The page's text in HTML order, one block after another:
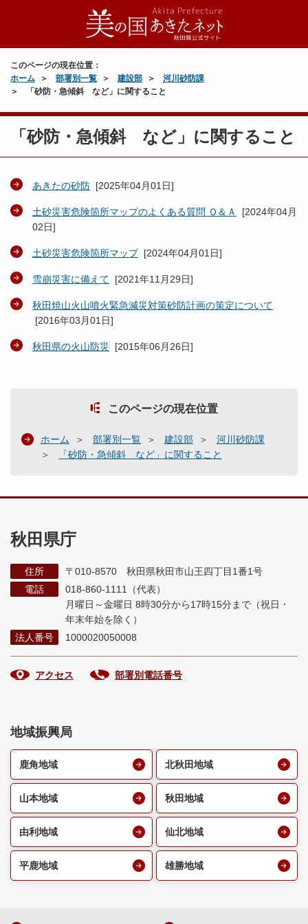
このページの現在位置：
ホーム
部署別一覧 建設部
河川砂防課
「砂防・急傾斜 など」に関すること
「砂防・急傾斜 など」に関すること
あきたの砂防 [2025年04月01日]
土砂災害危険箇所マップのよくある質問 Ｑ＆Ａ [2024年04月
02日]
土砂災害危険箇所マップ[2024年04月01日]
雪崩災害に備えて [2021年11月29日]
秋田焼山火山噴火緊急減災対策砂防計画の策定について
[2016年03月01日]
秋田県の火山防災 [2015年06月26日]
このページの現在位置
ホーム 部署別一覧 建設部
河川砂防課
「砂防・急傾斜 など」に関すること
秋田県庁
住所
〒010-8570 秋田県秋田市山王四丁目1番1号
電話
018-860-1111（代表）
月曜日～金曜日 8時30分から17時15分まで （祝日・
年末年始を除く）
法人番号
1000020050008
アクセス 部署別電話番号
地域振興局
鹿角地域 北秋田地域
山本地域 秋田地域
由利地域 仙北地域
平鹿地域 雄勝地域